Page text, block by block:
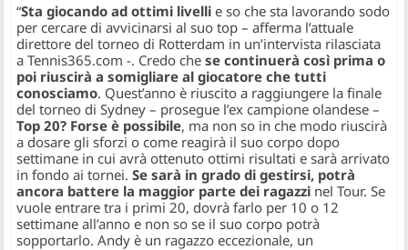
“Sta giocando ad ottimi livelli e so che sta lavorando sodo
per cercare di avvicinarsi al suo top – afferma l’attuale
direttore del torneo di Rotterdam in un’intervista rilasciata
a Tennis365.com -. Credo chese continuerà così prima o
poi riuscirà a somigliare al giocatore che tutti
conosciamo. Quest’anno è riuscito a raggiungere la finale
del torneo di Sydney – prosegue l’ex campione olandese –
Top 20? Forse è possibile, ma non so in che modo riuscirà
a dosare gli sforzi o come reagirà il suo corpo dopo
settimane in cui avrà ottenuto ottimi risultati e sarà arrivato
in fondo ai tornei.Se sarà in grado di gestirsi, potrà
ancora battere la maggior parte dei ragazzi nel Tour. Se
vuole entrare tra i primi 20, dovrà farlo per 10 o 12
settimane all’anno e non so se il suo corpo potrà
sopportarlo. Andy è un ragazzo eccezionale, un